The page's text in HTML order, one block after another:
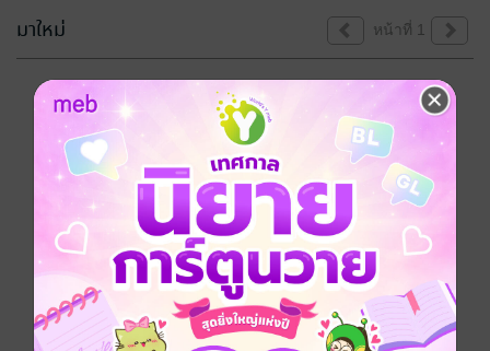
มาใหม่ หน้าที่ 1
ขออภัยด้วยนะคะ
ไม่พบข้อมูลในหัวข้อที่คุณกำลังชมค่ะ